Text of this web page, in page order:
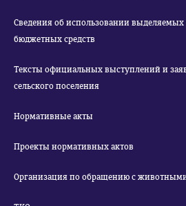
Сведения об использовании выделяемых
бюджетных средств
Тексты официальных выступлений и
сельского поселения
Нормативные акты
Проекты нормативных актов
Организация по обращению с животными